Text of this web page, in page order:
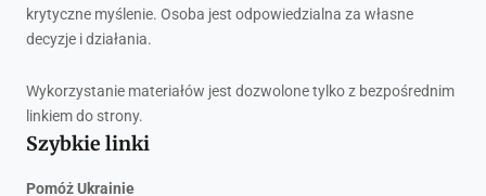
krytyczne myślenie. Osoba jest odpowiedzialna za własne
decyzje i działania.
Wykorzystanie materiałów jest dozwolone tylko z bezpośrednim
linkiem do strony.
Szybkie linki
Pomóż Ukrainie